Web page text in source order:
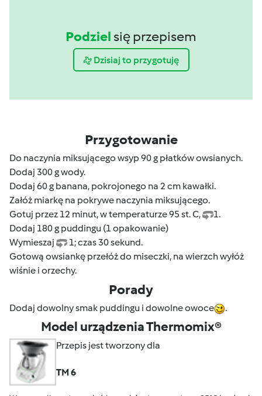
Podziel się przepisem
Dzisiaj to przygotuję
Przygotowanie
Do naczynia miksującego wsyp 90 g płatków owsianych.
Dodaj 300 g wody.
Dodaj 60 g banana, pokrojonego na 2 cm kawałki.
Załóż miarkę na pokrywe naczynia miksującego.
Gotuj przez 12 minut, w temperaturze 95 st. C,
1.
Dodaj 180 g puddingu (1 opakowanie)
Wymieszaj
1; czas 30 sekund.
Gotową owsiankę przełóż do miseczki, na wierzch wyłóż
wiśnie i orzechy.
Porady
Dodaj dowolny smak puddingu i dowolne owoce .
Model urządzenia Thermomix®
Przepis jest tworzony dla
TM 6